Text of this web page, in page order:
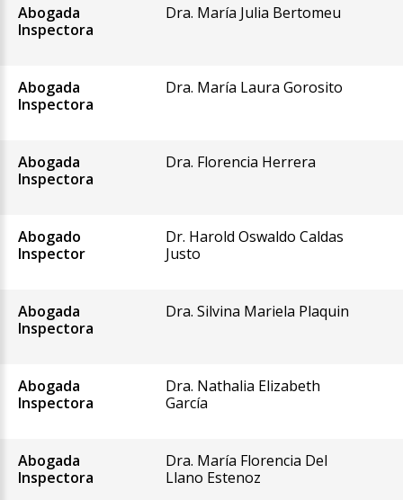
Abogada
Inspectora
Dra. María Julia Bertomeu
Abogada
Inspectora
Dra. María Laura Gorosito
Abogada
Inspectora
Dra. Florencia Herrera
Abogado
Inspector
Dr. Harold Oswaldo Caldas
Justo
Abogada
Inspectora
Dra. Silvina Mariela Plaquin
Abogada
Inspectora
Dra. Nathalia Elizabeth
García
Abogada
Inspectora
Dra. María Florencia Del
Llano Estenoz